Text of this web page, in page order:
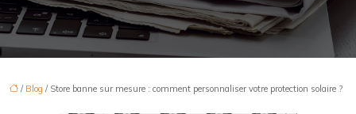
/ Blog / Store banne sur mesure : comment personnaliser votre protection solaire ?